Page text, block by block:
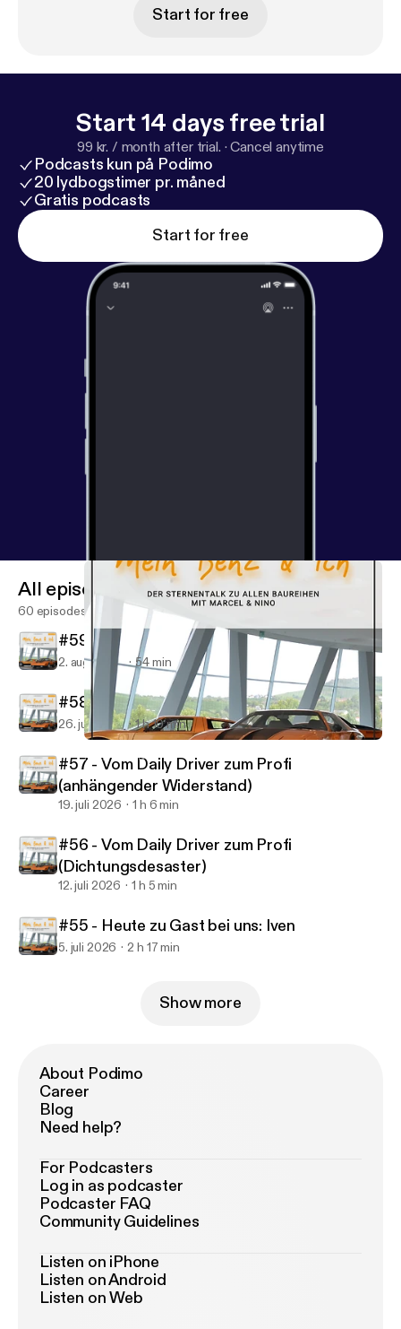
Start for free
Start 14 days free trial
99 kr. / month after trial. ·Cancel anytime
Podcasts kun på Podimo
20 lydbogstimer pr. måned
Gratis podcasts
Start for free
Mein Benz & ich
All episodes
60 episodes
#59 - Vom Daily Driver zum Profi (134A)
2. aug. 2026 54 min
#58 - Vom Daily Driver zum Profi (US210)
26. juli 2026 1 h 10 min
#57 - Vom Daily Driver zum Profi
(anhängender Widerstand)
19. juli 2026 1 h 6 min
#56 - Vom Daily Driver zum Profi
(Dichtungsdesaster)
12. juli 2026 1 h 5 min
#55 - Heute zu Gast bei uns: Iven
5. juli 2026 2 h 17 min
Show more
About Podimo
Career
Blog
Need help?
For Podcasters
Log in as podcaster
Podcaster FAQ
Community Guidelines
Listen on iPhone
Listen on Android
Listen on Web